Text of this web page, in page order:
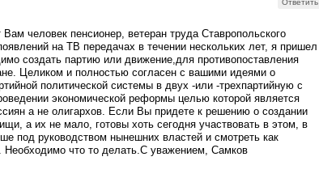
Ответить
человек пенсионер, ветеран труда Ставропольского
на ТВ передачах в течении нескольких лет, я пришел
создать партию или движение,для противопоставления
Целиком и полностью согласен с вашими идеями о
политической системы в двух -или -трехпартийную с
экономической реформы целью которой является
а не олигархов. Если Вы придете к решению о создании
а их не мало, готовы хоть сегодня участвовать в этом, в
под руководством нынешних властей и смотреть как
что то делать.С уважением, Самков